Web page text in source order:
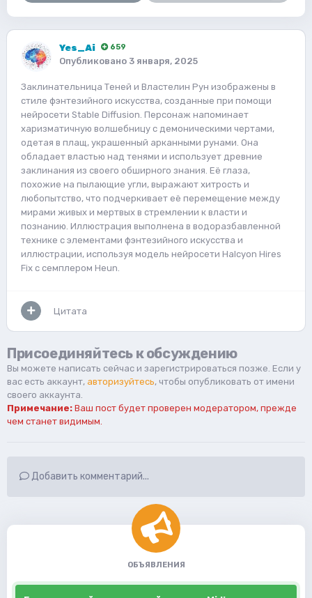
Yes_Ai 659
Опубликовано 3 января, 2025
Заклинательница Теней и Властелин Рун изображены в
стиле фэнтезийного искусства, созданные при помощи
нейросети Stable Diffusion. Персонаж напоминает
харизматичную волшебницу с демоническими чертами,
одетая в плащ, украшенный арканными рунами. Она
обладает властью над тенями и использует древние
заклинания из своего обширного знания. Её глаза,
похожие на пылающие угли, выражают хитрость и
любопытство, что подчеркивает её перемещение между
мирами живых и мертвых в стремлении к власти и
познанию. Иллюстрация выполнена в водоразбавленной
технике с элементами фэнтезийного искусства и
иллюстрации, используя модель нейросети Halcyon Hires
Fix с семплером Heun.
Цитата
Присоединяйтесь к обсуждению
Вы можете написать сейчас и зарегистрироваться позже. Если у
вас есть аккаунт, авторизуйтесь, чтобы опубликовать от имени
своего аккаунта.
Примечание: Ваш пост будет проверен модератором, прежде
чем станет видимым.
Добавить комментарий...
ОБЪЯВЛЕНИЯ